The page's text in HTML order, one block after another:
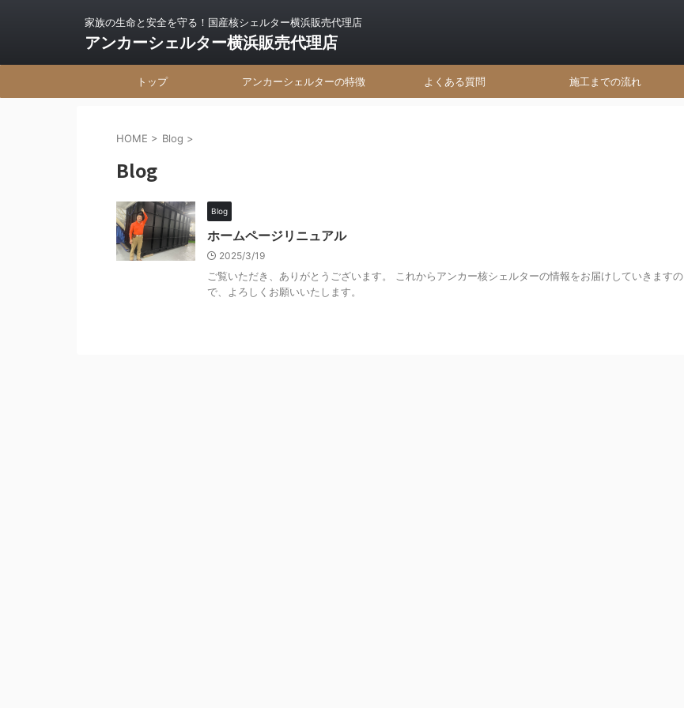
家族の生命と安全を守る！国産核シェルター横浜販売代理店
アンカーシェルター横浜販売代理店
トップ アンカーシェルターの特徴 よくある質問 施工までの流れ
HOME > Blog >
Blog
Blog
ホームページリニュアル
2025/3/19
ご覧いただき、ありがとうございます。 これからアンカー核シェルターの情報をお届けしていきますの
で、よろしくお願いいたします。